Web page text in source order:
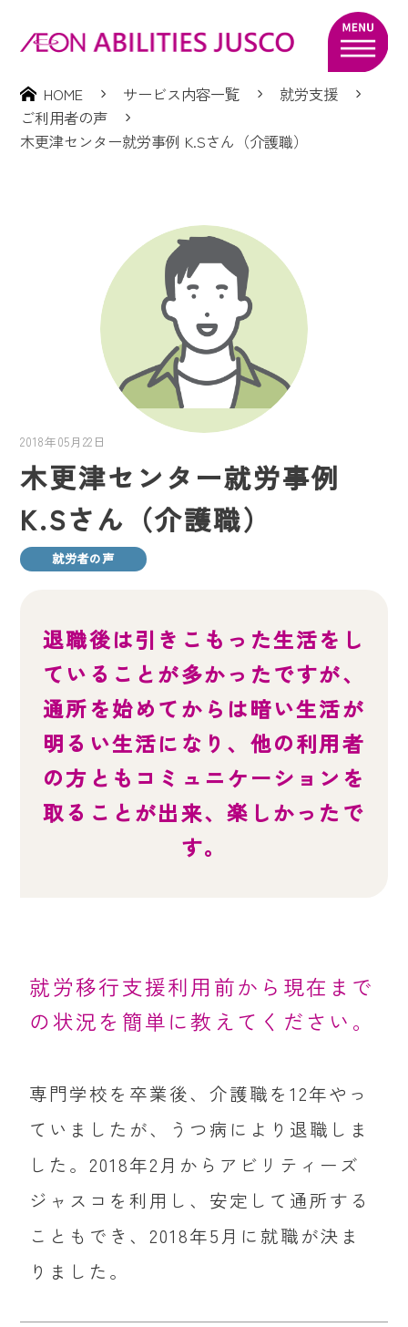
HOME サービス内容一覧
就労支援
ご利用者の声
木更津センター就労事例 K.Sさん（介護職）
2018年05月22日
木更津センター就労事例
K.Sさん（介護職）
就労者の声
退職後は引きこもった生活をし
ていることが多かったですが、
通所を始めてからは暗い生活が
明るい生活になり、他の利用者
の方ともコミュニケーションを
取ることが出来、楽しかったで
す。
就労移行支援利用前から現在まで
の状況を簡単に教えてください。
専門学校を卒業後、介護職を12年やっ
ていましたが、うつ病により退職しま
した。2018年2月からアビリティーズ
ジャスコを利用し、安定して通所する
こともでき、2018年5月に就職が決ま
りました。